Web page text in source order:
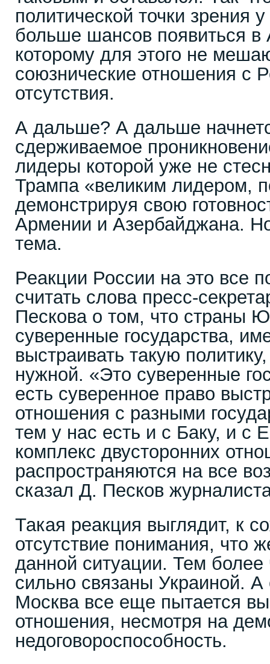
политической точки зрения
больше шансов появиться в
которому для этого не
союзнические отношения с
отсутствия.
А дальше? А дальше
сдерживаемое
лидеры которой уже не
Трампа «великим лидером,
демонстрируя свою
Армении и Азербайджана.
тема.
Реакции России на это все
считать слова пресс-
Пескова о том, что страны
суверенные государства,
выстраивать такую
нужной. «Это суверенные
есть суверенное право
отношения с разными
тем у нас есть и с Баку, и с
комплекс двусторонних
распространяются на все
сказал Д. Песков
Такая реакция выглядит, к
отсутствие понимания, что
данной ситуации. Тем более
сильно связаны Украиной.
Москва все еще пытается
отношения, несмотря на
недоговороспособность.